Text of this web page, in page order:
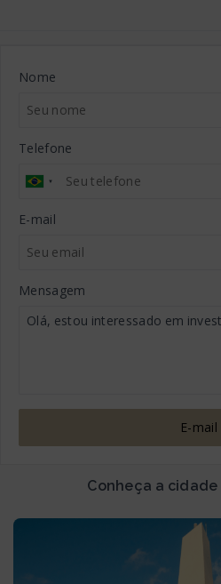
Nome
Telefone
E-mail
Mensagem
E-mail
Conheça a cidade